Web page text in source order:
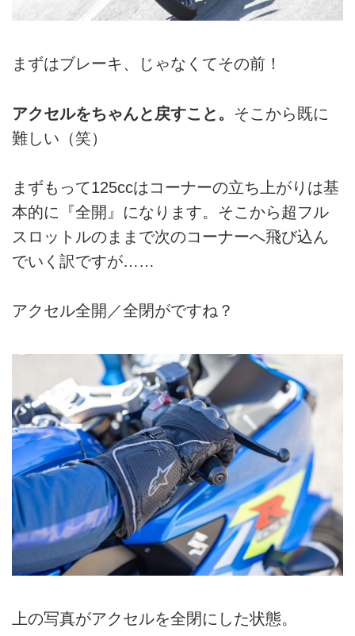
まずはブレーキ、じゃなくてその前！
アクセルをちゃんと戻すこと。 そこから既に
難しい（笑）
まずもって125ccはコーナーの立ち上がりは基
本的に『全開』になります。そこから超フル
スロットルのままで次のコーナーへ飛び込ん
でいく訳ですが……
アクセル全開／全閉がですね？
上の写真がアクセルを全閉にした状態。